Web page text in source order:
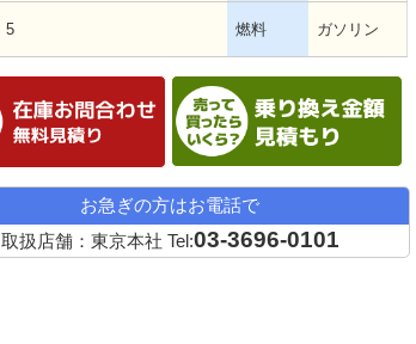
5 燃料 ガソリン
在庫確認・見積依頼
お急ぎの方はお電話で
取扱店舗：東京本社 Tel:03-3696-0101